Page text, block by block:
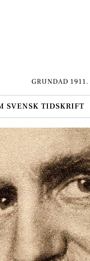
GRUNDAD
SVENSK TIDSKRIFT